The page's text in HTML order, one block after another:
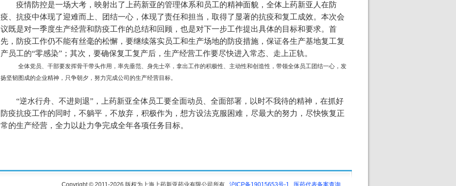
疫情防控是一场大考，映射出了上药新亚的管理体系和员工的精神面貌，全体上药新亚人在防
疫、抗疫中体现了迎难而上、团结一心，体现了责任和担当，取得了显著的抗疫和复工成效。本次会
议既是对一季度生产经营和防疫工作的总结和回顾，也是对下一步工作提出具体的目标和要求。首
先，防疫工作仍不能有丝毫的松懈，要继续落实员工和生产场地的防疫措施，保证各生产基地复工复
产员工的“零感染”；其次，要确保复工复产后，生产经营工作要尽快进入常态、走上正轨。
全体党员、干部要发挥骨干带头作用，率先垂范、身先士卒，拿出工作的积极性、主动性和创造性，带领全体员工团结一心，发
扬坚韧图成的企业精神，只争朝夕，努力完成公司的生产经营目标。
“逆水行舟、不进则退”，上药新亚全体员工要全面动员、全面部署，以时不我待的精神，在抓好
防疫抗疫工作的同时，不躺平，不放弃，积极作为，想方设法克服困难，尽最大的努力，尽快恢复正
常的生产经营，全力以赴力争完成全年各项任务目标。
Copyright © 2011-2026 版权为上海上药新亚药业有限公司所有 沪ICP备19015653号-1 医药代表备案查询